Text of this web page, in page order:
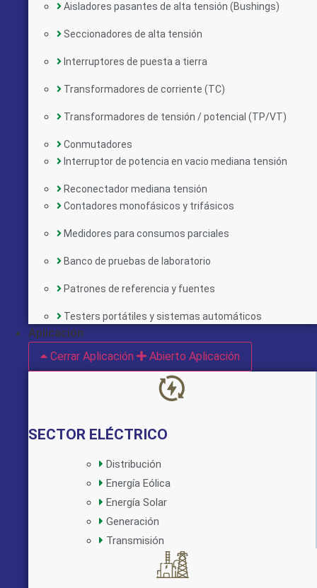
Aisladores pasantes de alta tensión (Bushings)
Seccionadores de alta tensión
Interruptores de puesta a tierra
Transformadores de corriente (TC)
Transformadores de tensión / potencial (TP/VT)
Conmutadores
Interruptor de potencia en vacio mediana tensión
Reconectador mediana tensión
Contadores monofásicos y trifásicos
Medidores para consumos parciales
Banco de pruebas de laboratorio
Patrones de referencia y fuentes
Testers portátiles y sistemas automáticos
Aplicación
Cerrar Aplicación
Abierto Aplicación
SECTOR ELÉCTRICO
Distribución
Energía Eólica
Energía Solar
Generación
Transmisión